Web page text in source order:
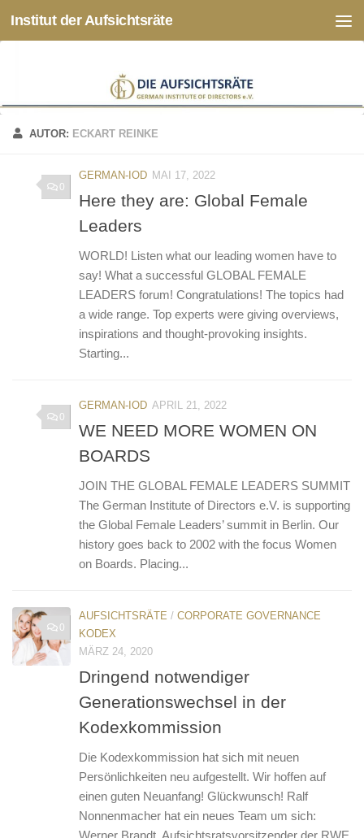
Zum Inhalt springen
Institut der Aufsichtsräte
AUTOR: ECKART REINKE
0
GERMAN-IOD MAI 17, 2022
Here they are: Global Female
Leaders
WORLD! Listen what our leading women have to
say! What a successful GLOBAL FEMALE
LEADERS forum! Congratulations! The topics had
a wide range. Top experts were giving overviews,
inspirations and thought-provoking insights.
Starting...
0
GERMAN-IOD APRIL 21, 2022
WE NEED MORE WOMEN ON
BOARDS
JOIN THE GLOBAL FEMALE LEADERS SUMMIT
The German Institute of Directors e.V. is supporting
the Global Female Leaders’ summit in Berlin. Our
history goes back to 2002 with the focus Women
on Boards. Placing...
0
AUFSICHTSRÄTE / CORPORATE GOVERNANCE
KODEX
MÄRZ 24, 2020
Dringend notwendiger
Generationswechsel in der
Kodexkommission
Die Kodexkommission hat sich mit neuen
Persönlichkeiten neu aufgestellt. Wir hoffen auf
einen guten Neuanfang! Glückwunsch! Ralf
Nonnenmacher hat ein neues Team um sich:
Werner Brandt, Aufsichtsratsvorsitzender der RWE